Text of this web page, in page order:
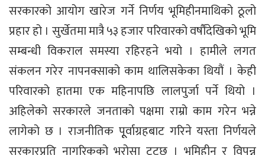
सरकारको आयोग खारेज गर्ने निर्णय भूमिहीनमाथिको ठूलो
प्रहार हो । सुर्खेतमा मात्रै ५३ हजार परिवारको वर्षौंदेखिको भूमि
सम्बन्धी विकराल समस्या रहिरहने भयो । हामीले लगत
संकलन गरेर नापनक्साको काम थालिसकेका थियौं । केही
परिवारको हातमा एक महिनापछि लालपुर्जा पर्ने थियो ।
अहिलेको सरकारले जनताको पक्षमा राम्रो काम गरेन भन्ने
लागेको छ । राजनीतिक पूूर्वाग्रहबाट गरिने यस्ता निर्णयले